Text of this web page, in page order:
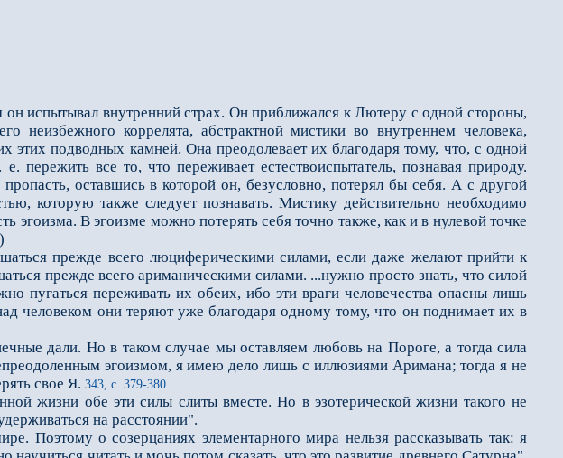
испытывал внутренний страх. Он приближался к Лютеру с одной стороны,
коррелята, абстрактной мистики во внутреннем человека,
этих подводных камней. Она преодолевает их благодаря тому, что, с одной
пережить все то, что переживает естествоиспытатель, познавая природу.
оставшись в которой он, безусловно, потерял бы себя. А с другой
которую также следует познавать. Мистику действительно необходимо
эгоизма. В эгоизме можно потерять себя точно также, как и в нулевой точке
прежде всего люциферическими силами, если даже желают прийти к
прежде всего ариманическими силами. ...нужно просто знать, что силой
пугаться переживать их обеих, ибо эти враги человечества опасны лишь
человеком они теряют уже благодаря одному тому, что он поднимает их в
дали. Но в таком случае мы оставляем любовь на Пороге, а тогда сила
эгоизмом, я имею дело лишь с иллюзиями Аримана; тогда я не
свое Я. 343, с. 379-380
жизни обе эти силы слиты вместе. Но в эзотерической жизни такого не
на расстоянии".
Поэтому о созерцаниях элементарного мира нельзя рассказывать так: я